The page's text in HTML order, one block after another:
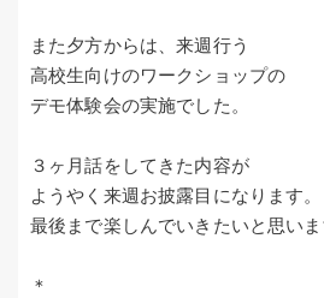
また夕方からは、来週行う
高校生向けのワークショップの
デモ体験会の実施でした。
３ヶ月話をしてきた内容が
ようやく来週お披露目になります。
最後まで楽しんでいきたいと思いま
＊